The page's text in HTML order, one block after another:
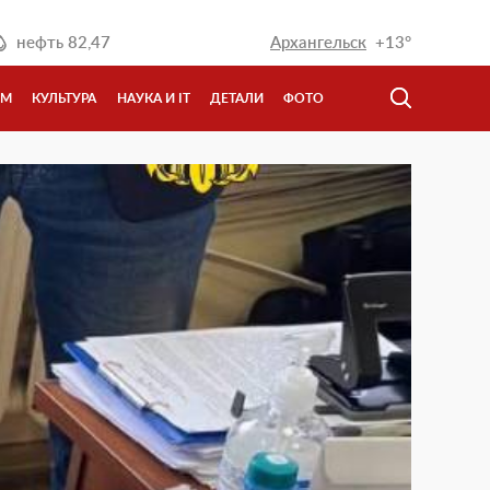
нефть 82,47 Архангельск +13°
КУЛЬТУРА НАУКА И IT ДЕТАЛИ ФОТО